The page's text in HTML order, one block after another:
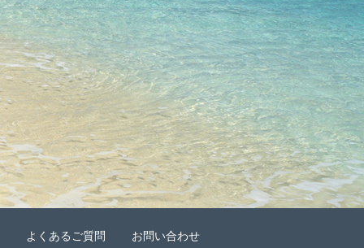
よくあるご質問 お問い合わせ